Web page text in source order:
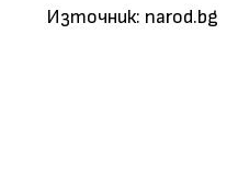
Източник: narod.bg